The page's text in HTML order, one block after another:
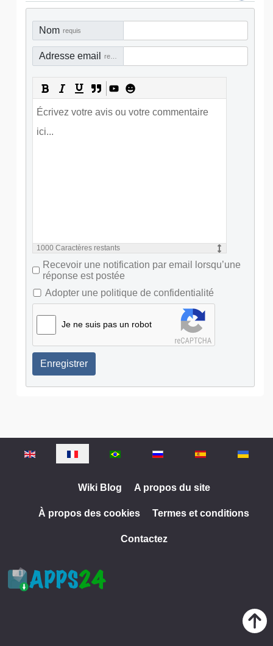
Nom requis
Adresse email
1000 Caractères restants
Recevoir une notification par email lorsqu’une
réponse est postée
Adopter une politique de confidentialité
Je ne suis pas un robot
Enregistrer
Sélectionnez votre langue
Wiki Blog A propos du site
À propos des cookies Termes et conditions
Contactez